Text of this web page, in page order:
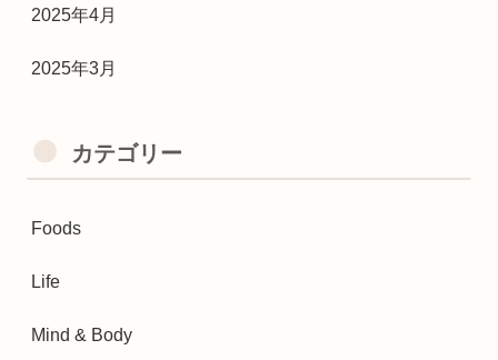
2025年4月
2025年3月
カテゴリー
Foods
Life
Mind & Body